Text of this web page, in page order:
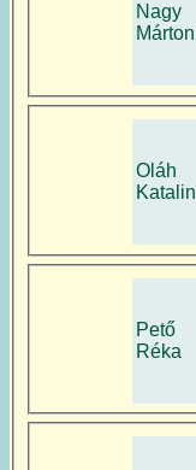
Nagy
Márton
Oláh
Katalin
Pető
Réka